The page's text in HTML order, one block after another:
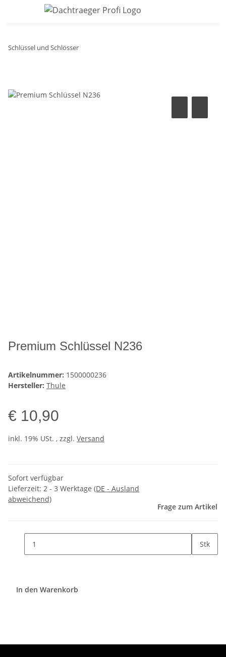
Schlüssel und Schlösser
Premium Schlüssel N236
Artikelnummer: 1500000236
Hersteller: Thule
€ 10,90
inkl. 19% USt. , zzgl. Versand
Sofort verfügbar
Lieferzeit: 2 - 3 Werktage (DE - Ausland
abweichend)
Frage zum Artikel
Stk
In den Warenkorb